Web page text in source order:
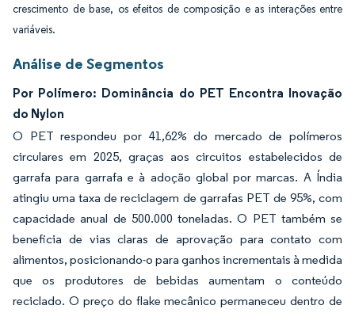
crescimento de base, os efeitos de composição e as interações entre
variáveis.
Análise de Segmentos
Por Polímero: Dominância do PET Encontra Inovação
do Nylon
O PET respondeu por 41,62% do mercado de polímeros
circulares em 2025, graças aos circuitos estabelecidos de
garrafa para garrafa e à adoção global por marcas. A Índia
atingiu uma taxa de reciclagem de garrafas PET de 95%, com
capacidade anual de 500.000 toneladas. O PET também se
beneficia de vias claras de aprovação para contato com
alimentos, posicionando-o para ganhos incrementais à medida
que os produtores de bebidas aumentam o conteúdo
reciclado. O preço do flake mecânico permaneceu dentro de